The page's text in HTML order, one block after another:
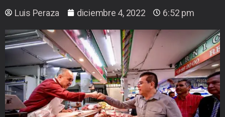
Luis Peraza diciembre 4, 2022 6:52 pm